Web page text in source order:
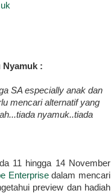
Nyamuk :
SA especially anak dan
mencari alternatif yang
nyamuk..tiada
11 hingga 14 November
Enterprisedalam mencari
preview dan hadiah